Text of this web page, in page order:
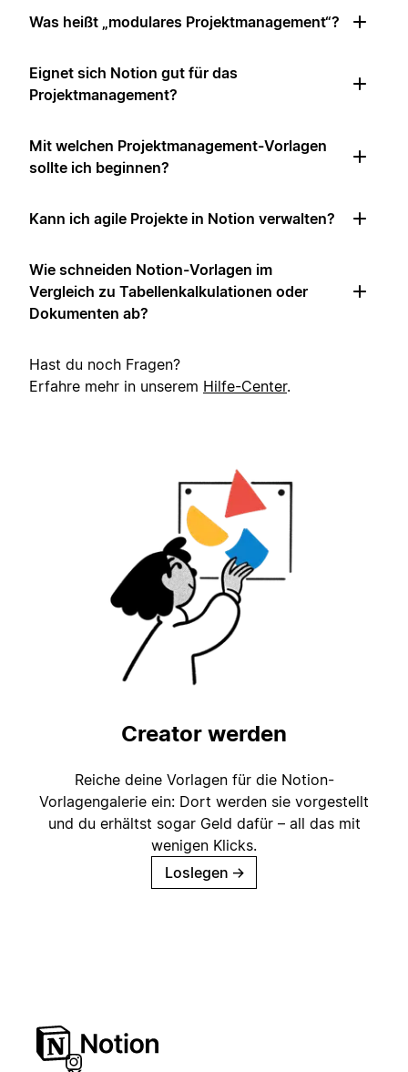
Was heißt „modulares Projektmanagement“?
Eignet sich Notion gut für das
Projektmanagement?
Mit welchen Projektmanagement-Vorlagen
sollte ich beginnen?
Kann ich agile Projekte in Notion verwalten?
Wie schneiden Notion-Vorlagen im
Vergleich zu Tabellenkalkulationen oder
Dokumenten ab?
Hast du noch Fragen?
Erfahre mehr in unserem Hilfe-Center.
Creator werden
Reiche deine Vorlagen für die Notion-
Vorlagengalerie ein: Dort werden sie vorgestellt
und du erhältst sogar Geld dafür – all das mit
wenigen Klicks.
Loslegen →